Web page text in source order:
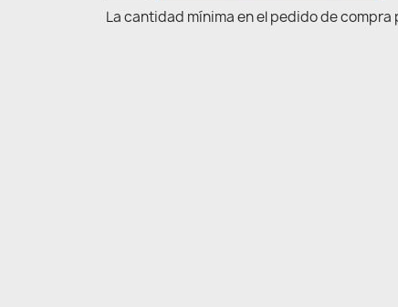
La cantidad mínima en el pedido de compra